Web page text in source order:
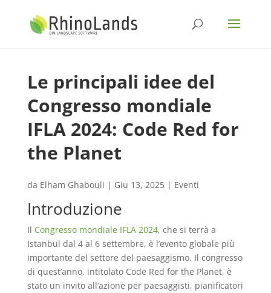
Le principali idee del
Congresso mondiale
IFLA 2024: Code Red for
the Planet
da Elham Ghabouli | Giu 13, 2025| Eventi
Introduzione
Il Congresso mondiale IFLA 2024, che si terrà a
Istanbul dal 4 al 6 settembre, è l’evento globale più
importante del settore del paesaggismo. Il congresso
di quest’anno, intitolato Code Red for the Planet, è
stato un invito all’azione per paesaggisti, pianificatori